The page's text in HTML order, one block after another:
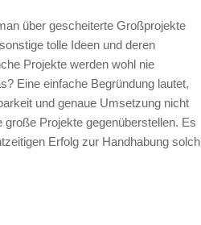
über gescheiterte Großprojekte
tolle Ideen und deren
Projekte werden wohl nie
Eine einfache Begründung lautet,
und genaue Umsetzung nicht
Projekte gegenüberstellen. Es
Erfolg zur Handhabung solch